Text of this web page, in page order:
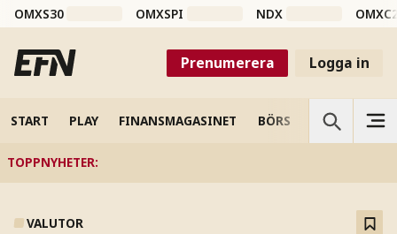
OMXS30 OMXSPI NDX
Prenumerera Logga in
START PLAY FINANSMAGASINET BÖRS VETENSKAP
TOPPNYHETER:
VALUTOR